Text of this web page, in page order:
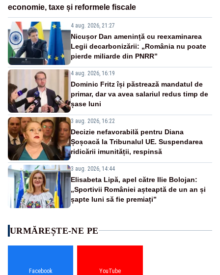
economie, taxe și reformele fiscale
4 aug. 2026, 21:27
Nicușor Dan amenință cu reexaminarea
Legii decarbonizării: „România nu poate
pierde miliarde din PNRR”
4 aug. 2026, 16:19
Dominic Fritz își păstrează mandatul de
primar, dar va avea salariul redus timp de
șase luni
3 aug. 2026, 16:22
Decizie nefavorabilă pentru Diana
Șoșoacă la Tribunalul UE. Suspendarea
ridicării imunității, respinsă
3 aug. 2026, 14:44
Elisabeta Lipă, apel către Ilie Bolojan:
„Sportivii României așteaptă de un an și
șapte luni să fie premiați”
URMĂREȘTE-NE PE
Facebook YouTube